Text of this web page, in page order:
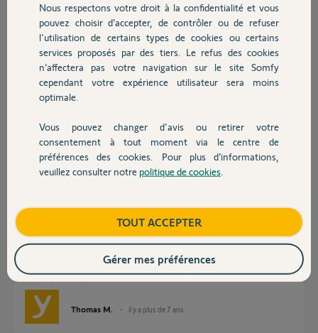
Chauffage
Autres produits
Devis avec un pro
Contact
Réponses
Bonjour,
j'ai également un problème similaire sous Android 9... Mon Link est
détecté mais la connexion échoue.
Cordialement,
Philippe C. il y a plus de 7 ans
Bonjour Michel et Philippe,
modèle de votre système d'alarme et le message d'erreur que vous
obtenez lors des tentatives de connexion.
Bonne journée,
Thomas M. il y a plus de 7 ans
Nous respectons votre droit à la confidentialité et vous
pouvez choisir d’accepter, de contrôler ou de refuser
l'utilisation de certains types de cookies ou certains
services proposés par des tiers. Le refus des cookies
n’affectera pas votre navigation sur le site Somfy
cependant votre expérience utilisateur sera moins
optimale.
Vous pouvez changer d'avis ou retirer votre
consentement à tout moment via le centre de
préférences des cookies. Pour plus d’informations,
veuillez consulter notre politique de cookies
TOUT ACCEPTER
Gérer mes préférences